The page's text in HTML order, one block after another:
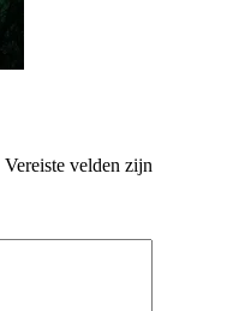
Vereiste velden zijn